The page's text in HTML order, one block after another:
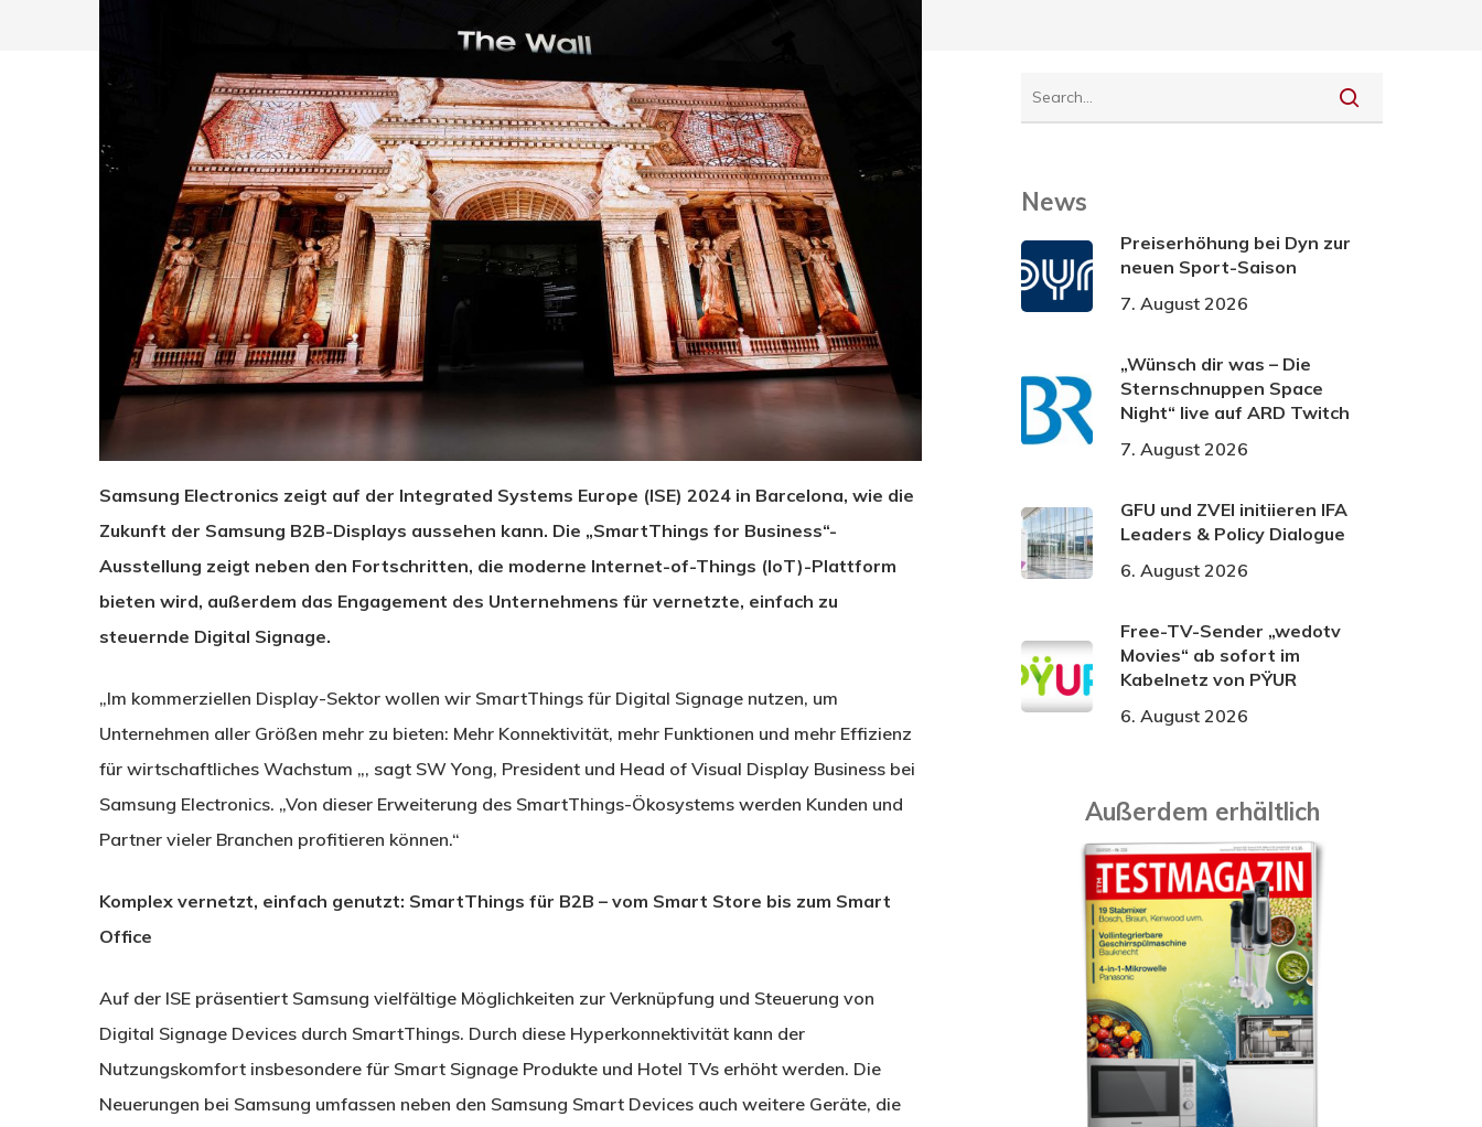
Drücken Sie Enter zum Suchen oder ESC zum Schließen.
Samsung Electronics zeigt auf der Integrated Systems Europe (ISE) 2024 in Barcelona, wie die
Zukunft der Samsung B2B-Displays aussehen kann. Die „SmartThings for Business“-
Ausstellung zeigt neben den Fortschritten, die moderne Internet-of-Things (IoT)-Plattform
bieten wird, außerdem das Engagement des Unternehmens für vernetzte, einfach zu
steuernde Digital Signage.
„Im kommerziellen Display-Sektor wollen wir SmartThings für Digital Signage nutzen, um
Unternehmen aller Größen mehr zu bieten: Mehr Konnektivität, mehr Funktionen und mehr Effizienz
für wirtschaftliches Wachstum „, sagt SW Yong, President und Head of Visual Display Business bei
Samsung Electronics. „Von dieser Erweiterung des SmartThings-Ökosystems werden Kunden und
Partner vieler Branchen profitieren können.“
Komplex vernetzt, einfach genutzt: SmartThings für B2B – vom Smart Store bis zum Smart
Office
Auf der ISE präsentiert Samsung vielfältige Möglichkeiten zur Verknüpfung und Steuerung von
Digital Signage Devices durch SmartThings. Durch diese Hyperkonnektivität kann der
Nutzungskomfort insbesondere für Smart Signage Produkte und Hotel TVs erhöht werden. Die
Neuerungen bei Samsung umfassen neben den Samsung Smart Devices auch weitere Geräte, die
News
Preiserhöhung bei Dyn zur
neuen Sport-Saison
7. August 2026
„Wünsch dir was – Die
Sternschnuppen Space
Night“ live auf ARD Twitch
7. August 2026
GFU und ZVEI initiieren IFA
Leaders & Policy Dialogue
6. August 2026
Free-TV-Sender „wedotv
Movies“ ab sofort im
Kabelnetz von PŸUR
6. August 2026
Außerdem erhältlich